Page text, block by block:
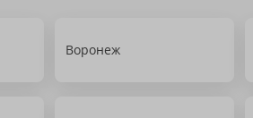
Воронеж